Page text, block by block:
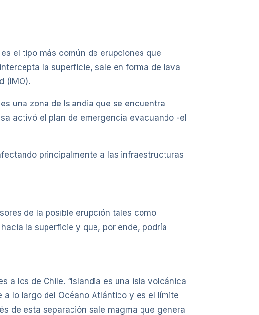
el tipo más común de erupciones que
la superficie, sale en forma de lava
(IMO).
una zona de Islandia que se encuentra
activó el plan de emergencia evacuando -el
principalmente a las infraestructuras
de la posible erupción tales como
la superficie y que, por ende, podría
a los de Chile. “Islandia es una isla volcánica
lo largo del Océano Atlántico y es el límite
de esta separación sale magma que genera